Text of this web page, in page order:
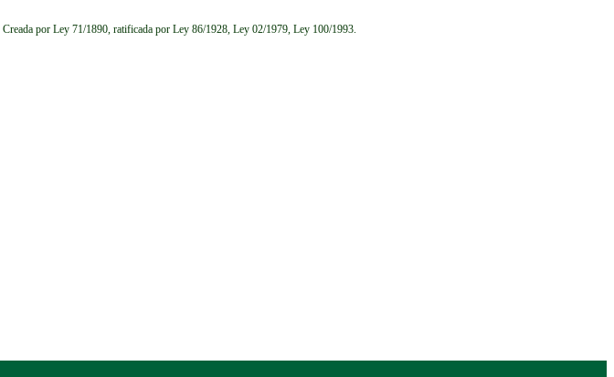
Creada por Ley 71/1890, ratificada por Ley 86/1928, Ley 02/1979, Ley 100/1993.